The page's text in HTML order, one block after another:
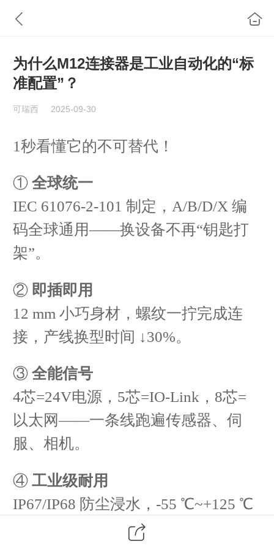
为什么M12连接器是工业自动化的“标
准配置”？
可瑞西 2025-09-30
1秒看懂它的不可替代！
① 全球统一
IEC 61076-2-101 制定，A/B/D/X 编
码全球通用——换设备不再“钥匙打
架”。
② 即插即用
12 mm 小巧身材，螺纹一拧完成连
接，产线换型时间 ↓30%。
③ 全能信号
4芯=24V电源，5芯=IO-Link，8芯=
以太网——一条线跑遍传感器、伺
服、相机。
④ 工业级耐用
IP67/IP68 防尘浸水，-55 ℃~+125 ℃
宽温，盐雾1000h，振动30g——车间